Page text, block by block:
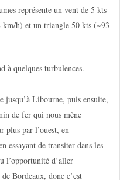
représente un vent de 5 kts
h) et un triangle 50 kts (~93
à quelques turbulences.
jusqu’à Libourne, puis ensuite,
de fer qui nous mène
plus par l’ouest, en
essayant de transiter dans les
l’opportunité d’aller
Bordeaux, donc c’est